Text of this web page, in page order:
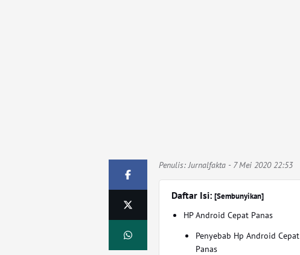
Penulis: Jurnalfakta - 7 Mei 2020 22:53
Daftar Isi:[Sembunyikan]
HP Android Cepat Panas
Penyebab Hp Android Cepat
Panas